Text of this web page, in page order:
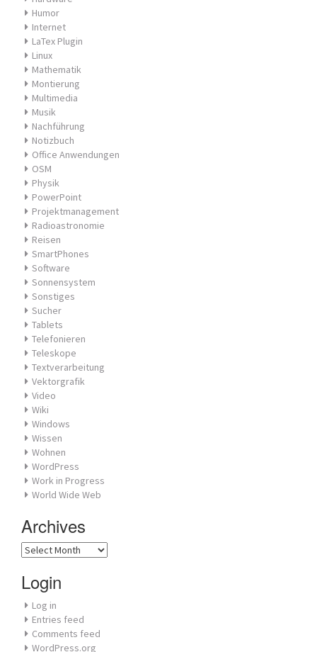
Humor
Internet
LaTex Plugin
Linux
Mathematik
Montierung
Multimedia
Musik
Nachführung
Notizbuch
Office Anwendungen
OSM
Physik
PowerPoint
Projektmanagement
Radioastronomie
Reisen
SmartPhones
Software
Sonnensystem
Sonstiges
Sucher
Tablets
Telefonieren
Teleskope
Textverarbeitung
Vektorgrafik
Video
Wiki
Windows
Wissen
Wohnen
WordPress
Work in Progress
World Wide Web
Archives
Archives
Login
Log in
Entries feed
Comments feed
WordPress.org